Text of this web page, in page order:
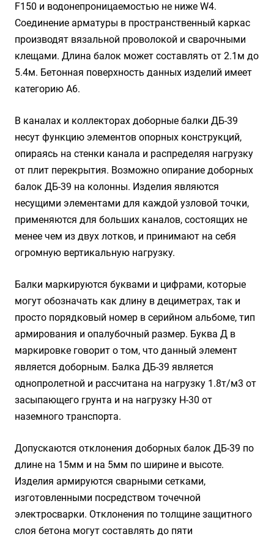
F150 и водонепроницаемостью не ниже W4.
Соединение арматуры в пространственный каркас
производят вязальной проволокой и сварочными
клещами. Длина балок может составлять от 2.1м до
5.4м. Бетонная поверхность данных изделий имеет
категорию А6.
В каналах и коллекторах доборные балки ДБ-39
несут функцию элементов опорных конструкций,
опираясь на стенки канала и распределяя нагрузку
от плит перекрытия. Возможно опирание доборных
балок ДБ-39 на колонны. Изделия являются
несущими элементами для каждой узловой точки,
применяются для больших каналов, состоящих не
менее чем из двух лотков, и принимают на себя
огромную вертикальную нагрузку.
Балки маркируются буквами и цифрами, которые
могут обозначать как длину в дециметрах, так и
просто порядковый номер в серийном альбоме, тип
армирования и опалубочный размер. Буква Д в
маркировке говорит о том, что данный элемент
является доборным. Балка ДБ-39 является
однопролетной и рассчитана на нагрузку 1.8т/м3 от
засыпающего грунта и на нагрузку Н-30 от
наземного транспорта.
Допускаются отклонения доборных балок ДБ-39 по
длине на 15мм и на 5мм по ширине и высоте.
Изделия армируются сварными сетками,
изготовленными посредством точечной
электросварки. Отклонения по толщине защитного
слоя бетона могут составлять до пяти